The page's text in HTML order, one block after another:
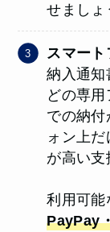
せましょ
スマー
納入通知
どの専
での納付
ォン上
が高い支
利用可能
PayPay